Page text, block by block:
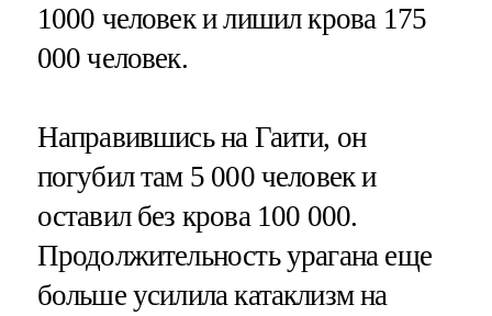
1000 человек и лишил крова 175
000 человек.
Направившись на Гаити, он
погубил там 5 000 человек и
оставил без крова 100 000.
Продолжительность урагана еще
больше усилила катаклизм на